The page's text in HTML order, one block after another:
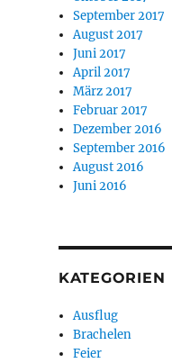
September 2017
August 2017
Juni 2017
April 2017
März 2017
Februar 2017
Dezember 2016
September 2016
August 2016
Juni 2016
KATEGORIEN
Ausflug
Brachelen
Feier